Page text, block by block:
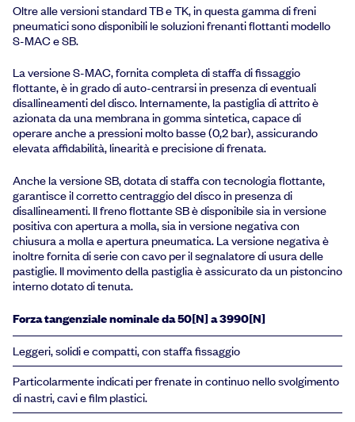
Oltre alle versioni standard TB e TK, in questa gamma di freni
pneumatici sono disponibili le soluzioni frenanti flottanti modello
S-MAC e SB.
La versione S-MAC, fornita completa di staffa di fissaggio
flottante, è in grado di auto-centrarsi in presenza di eventuali
disallineamenti del disco. Internamente, la pastiglia di attrito è
azionata da una membrana in gomma sintetica, capace di
operare anche a pressioni molto basse (0,2 bar), assicurando
elevata affidabilità, linearità e precisione di frenata.
Anche la versione SB, dotata di staffa con tecnologia flottante,
garantisce il corretto centraggio del disco in presenza di
disallineamenti. Il freno flottante SB è disponibile sia in versione
positiva con apertura a molla, sia in versione negativa con
chiusura a molla e apertura pneumatica. La versione negativa è
inoltre fornita di serie con cavo per il segnalatore di usura delle
pastiglie. Il movimento della pastiglia è assicurato da un pistoncino
interno dotato di tenuta.
Forza tangenziale nominale da 50[N] a 3990[N]
Leggeri, solidi e compatti, con staffa fissaggio
Particolarmente indicati per frenate in continuo nello svolgimento
di nastri, cavi e film plastici.